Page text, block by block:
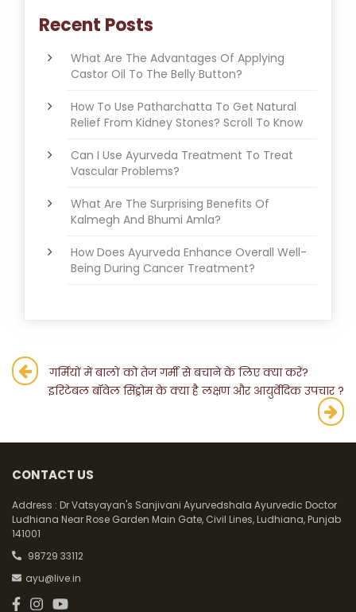
Recent Posts
What Are The Advantages Of Applying
Castor Oil To The Belly Button?
How To Use Patharchatta To Get Natural
Relief From Kidney Stones? Scroll To Know
Can I Use Ayurveda Treatment To Treat
Vascular Problems?
What Are The Surprising Benefits Of
Kalmegh And Bhumi Amla?
How Does Ayurveda Enhance Overall Well-
Being During Cancer Treatment?
Post
navigation
गर्मियों में बालों को तेज गर्मी से बचाने के लिए क्या करें?
इरिटेबल बॉवेल सिंड्रोम के क्या है लक्षण और आयुर्वेदिक उपचार ?
CONTACT US
Address : Dr Vatsyayan's Sanjivani Ayurvedshala Ayurvedic Doctor
Ludhiana Near Rose Garden Main Gate, Civil Lines, Ludhiana, Punjab
141001
98729 33112
ayu@live.in